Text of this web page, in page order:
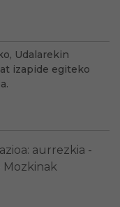
Udalarekin
izapide egiteko
aurrezkia -
Mozkinak